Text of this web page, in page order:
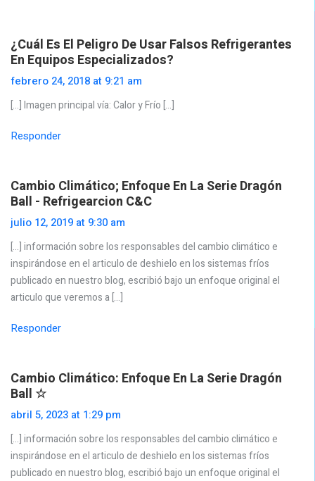
¿Cuál Es El Peligro De Usar Falsos Refrigerantes
En Equipos Especializados?
febrero 24, 2018 at 9:21 am
[…] Imagen principal vía: Calor y Frío […]
Responder
Cambio Climático; Enfoque En La Serie Dragón
Ball - Refrigearcion C&C
julio 12, 2019 at 9:30 am
[…] información sobre los responsables del cambio climático e
inspirándose en el articulo de deshielo en los sistemas fríos
publicado en nuestro blog, escribió bajo un enfoque original el
articulo que veremos a […]
Responder
Cambio Climático: Enfoque En La Serie Dragón
Ball ☆
abril 5, 2023 at 1:29 pm
[…] información sobre los responsables del cambio climático e
inspirándose en el articulo de deshielo en los sistemas fríos
publicado en nuestro blog, escribió bajo un enfoque original el